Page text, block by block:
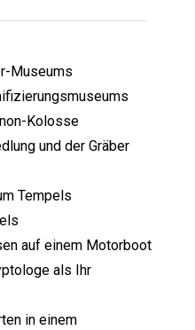
Museums
Kolosse
und der Gräber
Tempels
auf einem Motorboot
als Ihr
in einem